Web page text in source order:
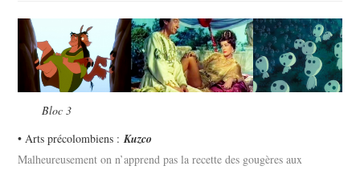
Bloc 3
• Arts précolombiens : Kuzco
Malheureusement on n’apprend pas la recette des gougères aux